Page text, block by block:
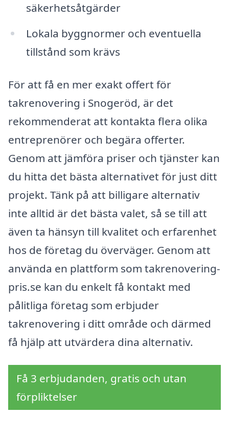
säkerhetsåtgärder
Lokala byggnormer och eventuella
tillstånd som krävs
För att få en mer exakt offert för
takrenovering i Snogeröd, är det
rekommenderat att kontakta flera olika
entreprenörer och begära offerter.
Genom att jämföra priser och tjänster kan
du hitta det bästa alternativet för just ditt
projekt. Tänk på att billigare alternativ
inte alltid är det bästa valet, så se till att
även ta hänsyn till kvalitet och erfarenhet
hos de företag du överväger. Genom att
använda en plattform som takrenovering-
pris.se kan du enkelt få kontakt med
pålitliga företag som erbjuder
takrenovering i ditt område och därmed
få hjälp att utvärdera dina alternativ.
Få 3 erbjudanden, gratis och utan
förpliktelser